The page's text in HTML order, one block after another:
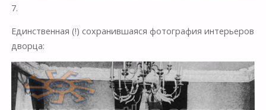
7.
Единственная (!) сохранившаяся фотография интерьеров
дворца: